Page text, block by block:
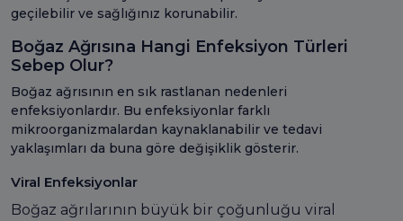
geçilebilir ve sağlığınız korunabilir.
Boğaz Ağrısına Hangi Enfeksiyon Türleri
Sebep Olur?
Boğaz ağrısının en sık rastlanan nedenleri
enfeksiyonlardır. Bu enfeksiyonlar farklı
mikroorganizmalardan kaynaklanabilir ve tedavi
yaklaşımları da buna göre değişiklik gösterir.
Viral Enfeksiyonlar
Boğaz ağrılarının büyük bir çoğunluğu viral